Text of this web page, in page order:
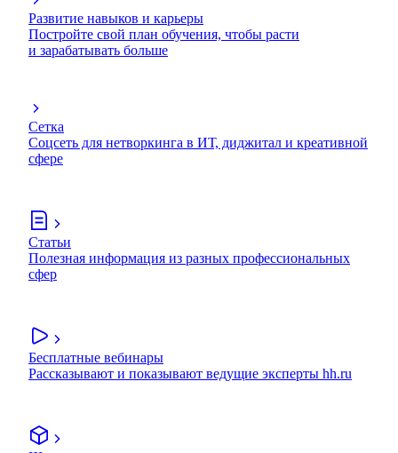
Развитие навыков и карьеры
Постройте свой план обучения, чтобы расти
и зарабатывать больше
Сетка
Соцсеть для нетворкинга в ИТ, диджитал и креативной
сфере
Статьи
Полезная информация из разных профессиональных
сфер
Бесплатные вебинары
Рассказывают и показывают ведущие эксперты hh.ru